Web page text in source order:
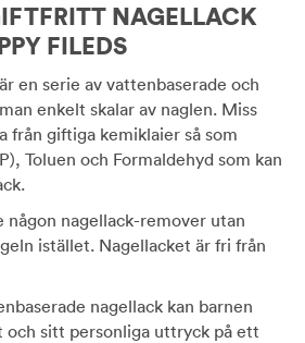
NAGELLACK
FILEDS
en serie av vattenbaserade och
enkelt skalar av naglen. Miss
från giftiga kemiklaier så som
Toluen och Formaldehyd som kan
nagellack-remover utan
istället. Nagellacket är fri från
nagellack kan barnen
och sitt personliga uttryck på ett